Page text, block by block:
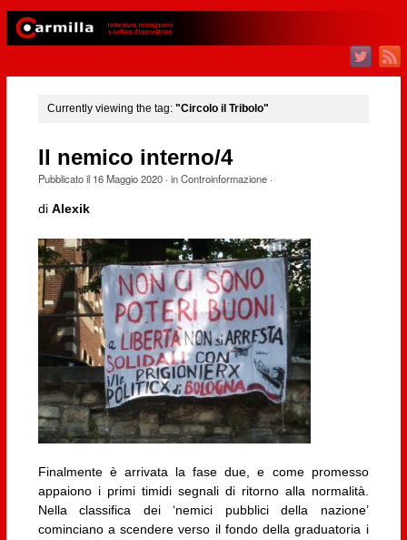
Currently viewing the tag: "Circolo il Tribolo"
Il nemico interno/4
Pubblicato il 16 Maggio 2020· inControinformazione·
di Alexik
Finalmente è arrivata la fase due, e come promesso
appaiono i primi timidi segnali di ritorno alla normalità.
Nella classifica dei ‘nemici pubblici della nazione’
cominciano a scendere verso il fondo della graduatoria i